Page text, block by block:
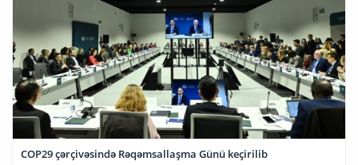
COP29 çərçivəsində Rəqəmsallaşma Günü keçirilib